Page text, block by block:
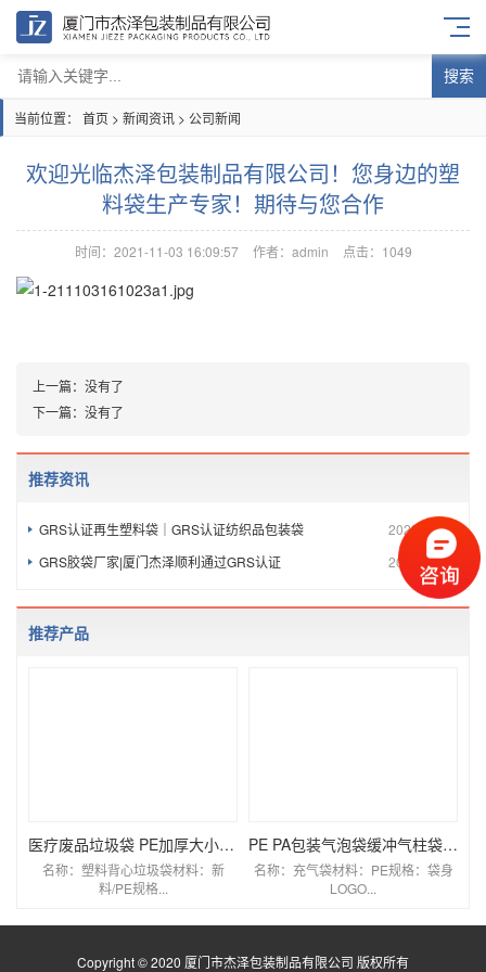
搜索
当前位置： 首页 > 新闻资讯 > 公司新闻
欢迎光临杰泽包装制品有限公司！您身边的塑
料袋生产专家！期待与您合作
时间：2021-11-03 16:09:57 作者：admin 点击： 1049
上一篇： 没有了
下一篇： 没有了
推荐资讯
2022-11-17
GRS认证再生塑料袋｜GRS认证纺织品包装袋
2022-11-16
GRS胶袋厂家|厦门杰泽顺利通过GRS认证
推荐产品
医疗废品垃圾袋 PE加厚大小号塑料袋 源头厂家 大货批发 L
名称：塑料背心垃圾袋材料：新
料/PE规格...
PE PA包装气泡袋缓冲气柱袋气泡柱袋 源头厂家 大货批发
名称：充气袋材料：PE规格：袋身
LOGO...
Copyright © 2020 厦门市杰泽包装制品有限公司 版权所有